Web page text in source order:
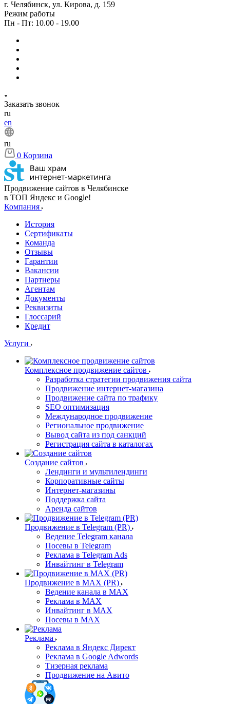
г. Челябинск, ул. Кирова, д. 159
Режим работы
Пн - Пт: 10.00 - 19.00
Заказать звонок
ru
en
ru
0 Корзина
Продвижение сайтов в Челябинске
в ТОП Яндекс и Google!
Компания
История
Сертификаты
Команда
Отзывы
Гарантии
Вакансии
Партнеры
Агентам
Документы
Реквизиты
Глоссарий
Кредит
Услуги
Комплексное продвижение сайтов
Разработка стратегии продвижения сайта
Продвижение интернет-магазина
Продвижение сайта по трафику
SEO оптимизация
Международное продвижение
Региональное продвижение
Вывод сайта из под санкций
Регистрация сайта в каталогах
Создание сайтов
Лендинги и мультилендинги
Корпоративные сайты
Интернет-магазины
Поддержка сайта
Аренда сайтов
Продвижение в Telegram (PR)
Ведение Telegram канала
Посевы в Telegram
Реклама в Telegram Ads
Инвайтинг в Telegram
Продвижение в MAX (PR)
Ведение канала в MAX
Реклама в MAX
Инвайтинг в MAX
Посевы в MAX
Реклама
Реклама в Яндекс Директ
Реклама в Google Adwords
Тизерная реклама
Продвижение на Авито